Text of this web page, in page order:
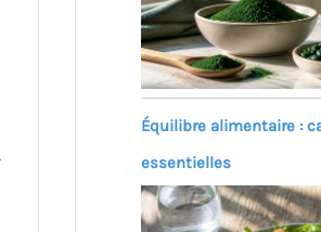
Équilibre alimentaire :
essentielles